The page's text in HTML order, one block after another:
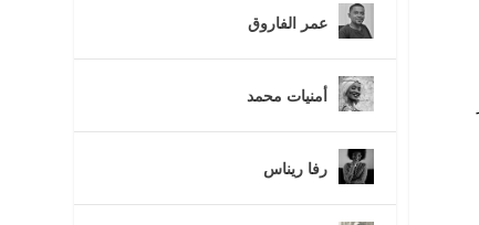
عمر الفاروق
أمنيات محمد
رفا ريناس